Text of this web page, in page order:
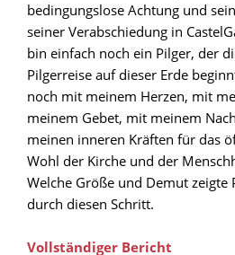
bedingungslose Achtung und
seiner Verabschiedung in
bin einfach noch ein Pilger, der
Pilgerreise auf dieser Erde
noch mit meinem Herzen, mit
meinem Gebet, mit meinem
meinen inneren Kräften für das
Wohl der Kirche und der
Welche Größe und Demut zeigte
durch diesen Schritt.
Vollständiger Bericht